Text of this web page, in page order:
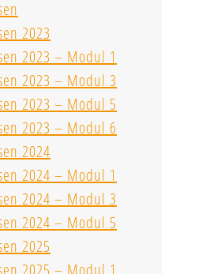
2023
2023 – Modul 1
2023 – Modul 3
2023 – Modul 5
2023 – Modul 6
2024
2024 – Modul 1
2024 – Modul 3
2024 – Modul 5
2025
2025 – Modul 1